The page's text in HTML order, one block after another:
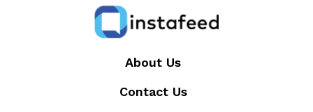
About Us
Contact Us